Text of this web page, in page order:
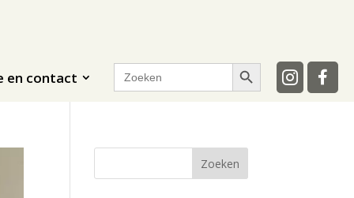
en contact Zoek
naar:
Zoekknop
Zoeken